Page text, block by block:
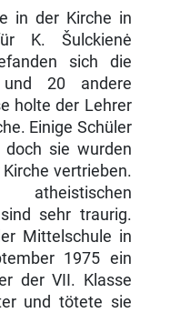
in der Kirche in
K. Šulckienė
sich die
und 20 andere
holte der Lehrer
Einige Schüler
doch sie wurden
vertrieben.
sehr traurig.
Mittelschule in
1975 ein
der VII. Klasse
und tötete sie